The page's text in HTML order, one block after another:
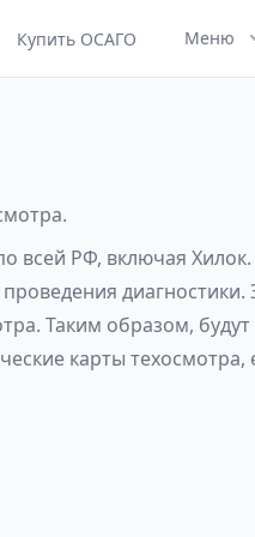
Купить ОСАГО Меню
всей РФ, включая
Таким образом,
карты